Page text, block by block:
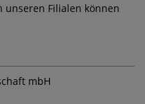
unseren Filialen können
mbH